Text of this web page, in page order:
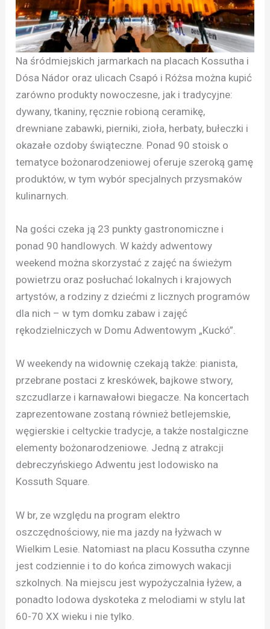
Na śródmiejskich jarmarkach na placach Kossutha i
Dósa Nádor oraz ulicach Csapó i Różsa można kupić
zarówno produkty nowoczesne, jak i tradycyjne:
dywany, tkaniny, ręcznie robioną ceramikę,
drewniane zabawki, pierniki, zioła, herbaty, bułeczki i
okazałe ozdoby świąteczne. Ponad 90 stoisk o
tematyce bożonarodzeniowej oferuje szeroką gamę
produktów, w tym wybór specjalnych przysmaków
kulinarnych.
Na gości czeka ją 23 punkty gastronomiczne i
ponad 90 handlowych. W każdy adwentowy
weekend można skorzystać z zajęć na świeżym
powietrzu oraz posłuchać lokalnych i krajowych
artystów, a rodziny z dziećmi z licznych programów
dla nich – w tym domku zabaw i zajęć
rękodzielniczych w Domu Adwentowym „Kuckó”.
W weekendy na widownię czekają także: pianista,
przebrane postaci z kreskówek, bajkowe stwory,
szczudlarze i karnawałowi biegacze. Na koncertach
zaprezentowane zostaną również betlejemskie,
węgierskie i celtyckie tradycje, a także nostalgiczne
elementy bożonarodzeniowe. Jedną z atrakcji
debreczyńskiego Adwentu jest lodowisko na
Kossuth Square.
W br, ze względu na program elektro
oszczędnościowy, nie ma jazdy na łyżwach w
Wielkim Lesie. Natomiast na placu Kossutha czynne
jest codziennie i to do końca zimowych wakacji
szkolnych. Na miejscu jest wypożyczalnia łyżew, a
ponadto lodowa dyskoteka z melodiami w stylu lat
60-70 XX wieku i nie tylko.